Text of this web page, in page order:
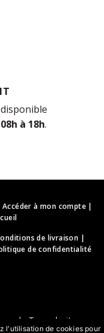
à 18h.
Accéder à mon compte|
de livraison |
de confidentialité
. Tous droits
l'utilisation de cookies pour